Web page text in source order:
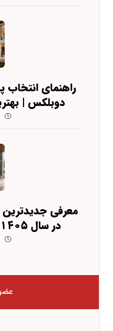
راهنمای انتخاب
دوبلکس |
معرفی
در سال ۱۴۰۵ | راهنمای انتخاب رنگ